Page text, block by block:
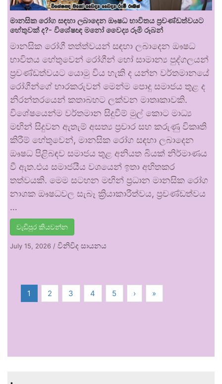
මානසික රෝග සඳහා ලබාදෙන ඖෂධ භාවිතය ප්‍රචණ්ඩත්වයට
හේතුවක් ද?- විශේෂඥ මනෝ වෛද්‍ය රූමි රූබන්
මානසික රෝගී තත්ත්වයන් සඳහා ලබාදෙන ඖෂධ
භාවිතය හේතුවෙන් රෝගීන් හෝ සාමාන්‍ය පුද්ගලයන්
ප්‍රචණ්ඩත්වයට යොමු විය හැකි ද යන්න වර්තමානයේ
රෝගීන්ගේ භාරකරුවන් මෙන්ම පොදු සමාජය තුළ ද
නිරන්තරයෙන් කතාබහට ලක්වන මාතෘකාවකි.
විශේෂයෙන්ම වර්තමාන සිදුවීම් මුල් කොට මාධ්‍ය
මඟින් සිදුවන ඇතැම් අසත්‍ය ප්‍රචාර සහ කරුණු විකෘති
කිරීම් හේතුවෙන්, මානසික රෝග සඳහා ලබාදෙන
ඖෂධ පිළිබඳව සමාජය තුළ අනියත බියක් නිර්මාණය
වී ඇත.එය සමාජයීය වශයෙන් ඉතා අහිතකර
තත්වයකි. මෙම සටහන මඟින් ප්‍රධාන මානසික රෝග
නාශක ඖෂධවල සැබෑ ක්‍රියාකාරීත්වය, ප්‍රචණ්ඩත්වය
…
වැඩිපුර කියවන්න
July 15, 2026 / විනිවිද සායනය
1 2 3 4 5 › »
.